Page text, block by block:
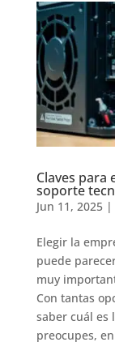
Claves para
soporte
Jun 11, 2025|
Elegir la
puede
muy
Con tantas
saber cuál es
preocupes,